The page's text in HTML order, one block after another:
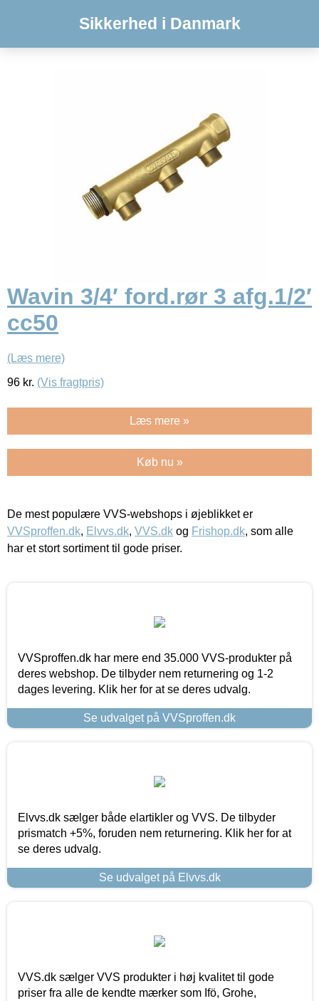
Sikkerhed i Danmark
Wavin 3/4′ ford.rør 3 afg.1/2′
cc50
(Læs mere)
96 kr. (Vis fragtpris)
Læs mere »
Køb nu »
De mest populære VVS-webshops i øjeblikket er
VVSproffen.dk, Elvvs.dk, VVS.dk og Frishop.dk, som alle
har et stort sortiment til gode priser.
VVSproffen.dk har mere end 35.000 VVS-produkter på
deres webshop. De tilbyder nem returnering og 1-2
dages levering. Klik her for at se deres udvalg.
Se udvalget på VVSproffen.dk
Elvvs.dk sælger både elartikler og VVS. De tilbyder
prismatch +5%, foruden nem returnering. Klik her for at
se deres udvalg.
Se udvalget på Elvvs.dk
VVS.dk sælger VVS produkter i høj kvalitet til gode
priser fra alle de kendte mærker som Ifö, Grohe,